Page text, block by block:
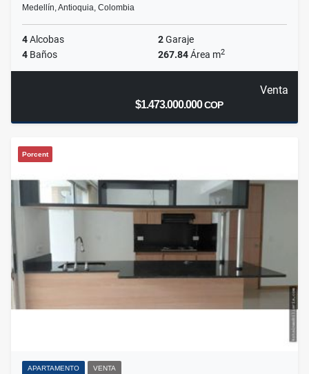
Medellín, Antioquia, Colombia
4Alcobas 2Garaje
4 Baños 267.84Área m2
Venta
$1.473.000.000COP
Porcent
APARTAMENTO VENTA